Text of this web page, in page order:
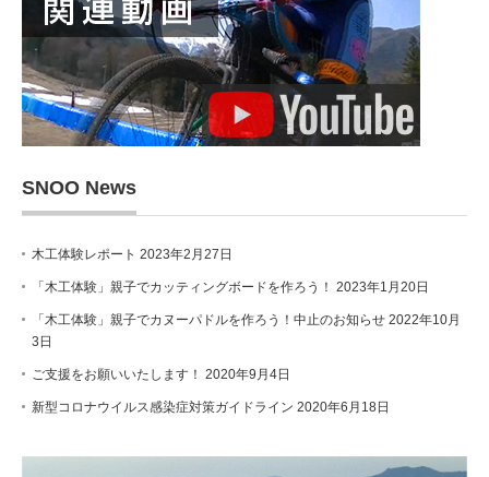
SNOO News
木工体験レポート 2023年2月27日
「木工体験」親子でカッティングボードを作ろう！ 2023年1月20日
「木工体験」親子でカヌーパドルを作ろう！中止のお知らせ 2022年10月
3日
ご支援をお願いいたします！ 2020年9月4日
新型コロナウイルス感染症対策ガイドライン 2020年6月18日